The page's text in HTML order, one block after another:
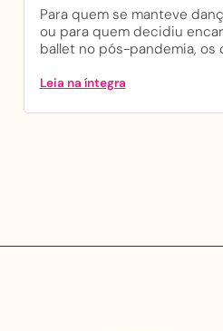
Para quem se manteve
ou para quem decidiu
ballet no pós-pandemia, os
Leia na íntegra